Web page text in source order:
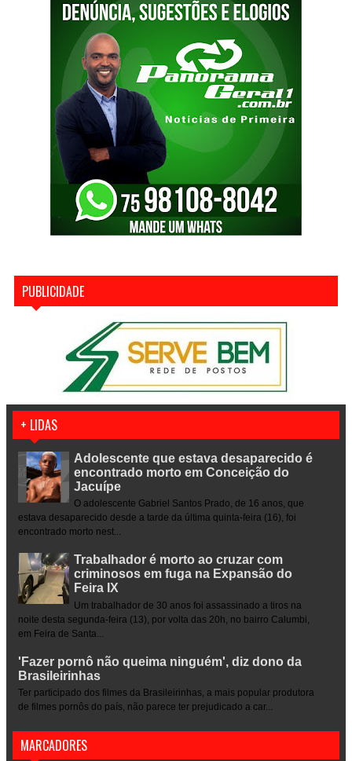
PUBLICIDADE
+ LIDAS
Adolescente que estava desaparecido é
encontrado morto em Conceição do
Jacuípe
O adolescente Gabriel Santos Prado, de 16 anos, que
estava desaparecido desde a tarde da última quinta-feira (16), foi
encontrado morto nest...
Trabalhador é morto ao cruzar com
criminosos em fuga na Expansão do
Feira IX
Um trabalhador de 30 anos foi assassinado a tiros na
noite desta segunda-feira (13), por volta das 20h, no bairro Calumbi,
em Feira de Santa...
'Fazer pornô não queima ninguém', diz dono da
Brasileirinhas
Ter participado dos filmes da Brasileirinhas, a mais popular produtora
de filmes pornôs do país, não parece ter prejudicado a car...
MARCADORES